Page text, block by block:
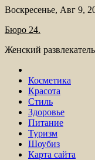
Skip
content
Воскресенье, Авг 9,
Бюро 24.
Женский
Косметика
Красота
Стиль
Здоровье
Питание
Туризм
Шоубиз
Карта сайта